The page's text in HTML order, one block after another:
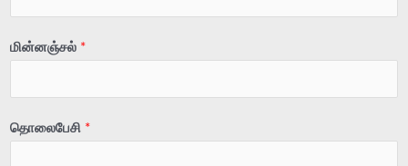
மின்னஞ்சல் *
தொலைபேசி *